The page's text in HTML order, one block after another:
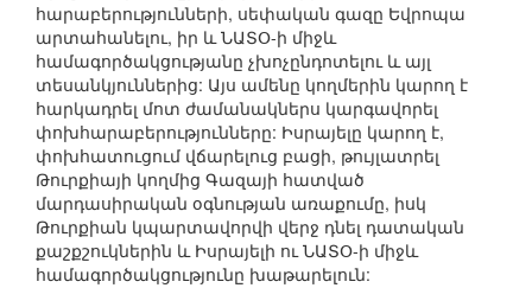
հարաբերությունների, սեփական գազը Եվրոպա
արտահանելու, իր և ՆԱՏՕ-ի միջև
համագործակցությանը չխոչընդոտելու և այլ
տեսանկյուններից: Այս ամենը կողմերին կարող է
հարկադրել մոտ ժամանակներս կարգավորել
փոխհարաբերությունները: Իսրայելը կարող է,
փոխհատուցում վճարելուց բացի, թույլատրել
Թուրքիայի կողմից Գազայի հատված
մարդասիրական օգնության առաքումը, իսկ
Թուրքիան կպարտավորվի վերջ դնել դատական
քաշքշուկներին և Իսրայելի ու ՆԱՏՕ-ի միջև
համագործակցությունը խաթարելուն: